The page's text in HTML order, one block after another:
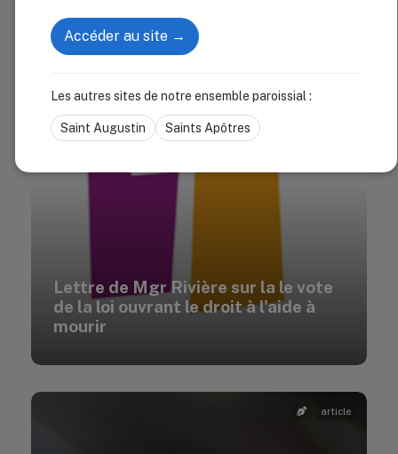
Lettre de Mgr Rivière sur la le vote
de la loi ouvrant le droit à l'aide à
mourir
article
Accéder au site →
Les autres sites de notre ensemble paroissial :
Saint Augustin Saints Apôtres